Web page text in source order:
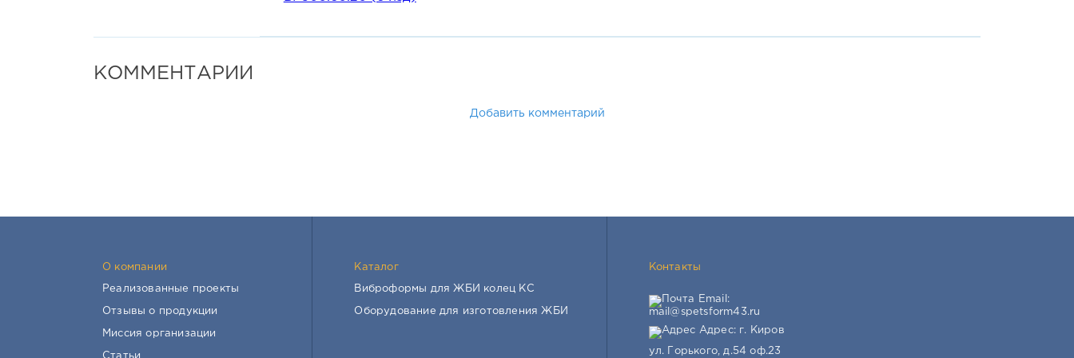
По желанию заказчика в основание формы для жби производства может быть установлен регистр подогрева.
После набора изделием достаточной прочности производят распалубку форм.
Кассетные металлоформы бордюров пригодны для созревания изделий в пропарочной камере и рассчитаны на проведение
на предприятиях при поточно-агрегатном способе производства ЖБИ.
Мобильная установка перемещается по участку намного проще, чем формы другой конструкции, за счёт наличия
поворотных колёс, что существенно облегчает производство бордюров на больших предприятиях.
КОММЕНТАРИИ
Добавить комментарий
О компании
Реализованные проекты
Отзывы о продукции
Миссия организации
Статьи
Каталог
Виброформы для ЖБИ колец КС
Оборудование для изготовления ЖБИ
Контакты
Email:
mail@spetsform43.ru
Адрес: г. Киров
ул. Горького, д.54 оф.23